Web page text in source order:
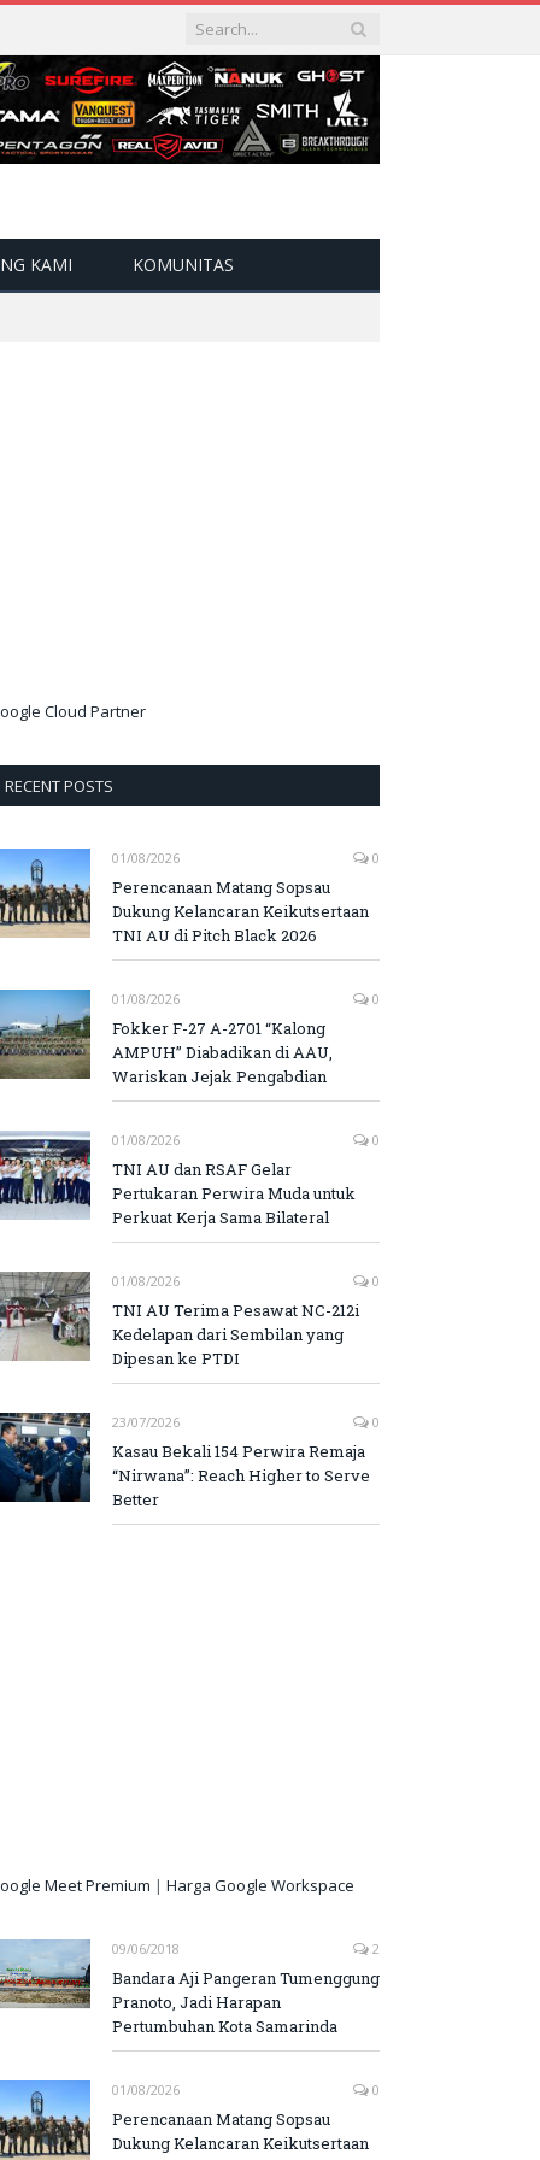
KAMI KOMUNITAS
Cloud Partner
RECENT POSTS
01/08/2026 0
Perencanaan Matang Sopsau
Dukung Kelancaran Keikutsertaan
TNI AU di Pitch Black 2026
01/08/2026 0
Fokker F-27 A-2701 “Kalong
AMPUH” Diabadikan di AAU,
Wariskan Jejak Pengabdian
01/08/2026 0
TNI AU dan RSAF Gelar
Pertukaran Perwira Muda untuk
Perkuat Kerja Sama Bilateral
01/08/2026 0
TNI AU Terima Pesawat NC-212i
Kedelapan dari Sembilan yang
Dipesan ke PTDI
23/07/2026 0
Kasau Bekali 154 Perwira Remaja
“Nirwana”: Reach Higher to Serve
Better
Meet Premium | Harga Google Workspace
09/06/2018 2
Bandara Aji Pangeran Tumenggung
Pranoto, Jadi Harapan
Pertumbuhan Kota Samarinda
01/08/2026 0
Perencanaan Matang Sopsau
Dukung Kelancaran Keikutsertaan